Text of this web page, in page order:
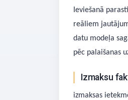
Ieviešanā
reāliem
datu modeļa
pēc palaišanas
Izmaksu
izmaksas